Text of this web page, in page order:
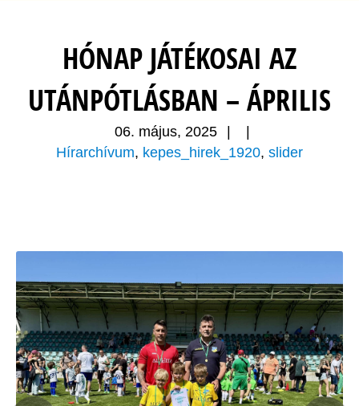
HÓNAP JÁTÉKOSAI AZ
UTÁNPÓTLÁSBAN – ÁPRILIS
06. május, 2025
Hírarchívum, kepes_hirek_1920, slider